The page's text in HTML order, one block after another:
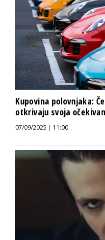
Kupovina polovnjaka:
otkrivaju svoja
07/09/2025 | 11:00